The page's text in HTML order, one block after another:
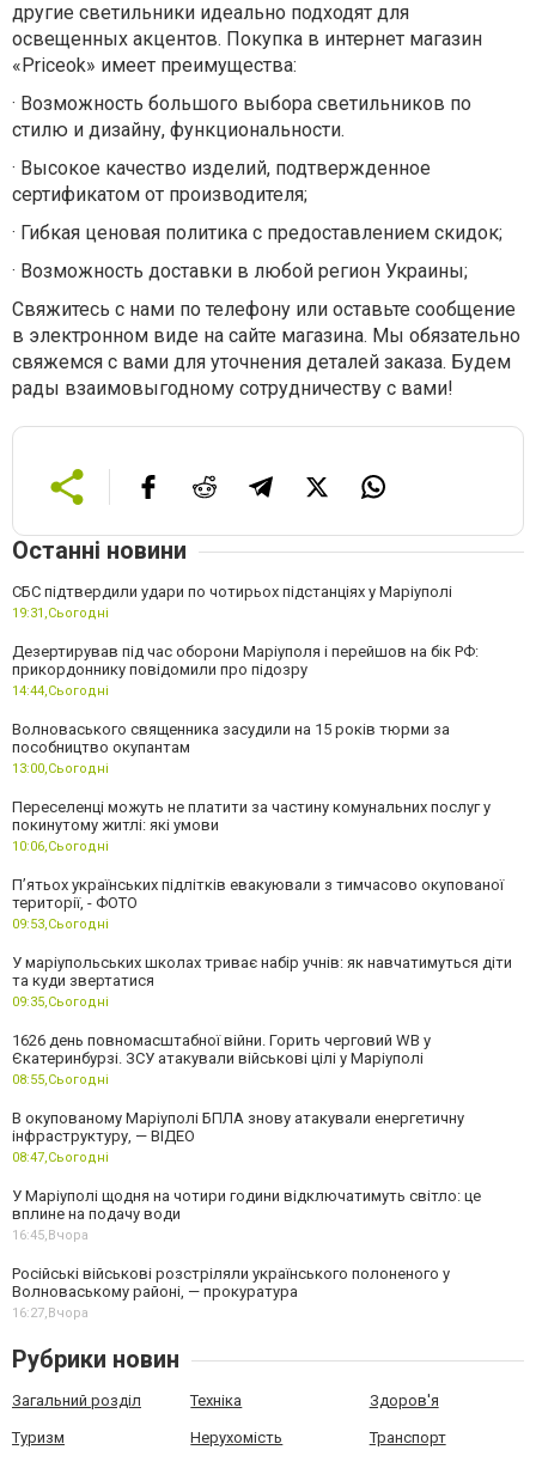
другие светильники идеально подходят для
освещенных акцентов. Покупка в интернет магазин
«Priceok» имеет преимущества:
· Возможность большого выбора светильников по
стилю и дизайну, функциональности.
· Высокое качество изделий, подтвержденное
сертификатом от производителя;
· Гибкая ценовая политика с предоставлением скидок;
· Возможность доставки в любой регион Украины;
Свяжитесь с нами по телефону или оставьте сообщение
в электронном виде на сайте магазина. Мы обязательно
свяжемся с вами для уточнения деталей заказа. Будем
рады взаимовыгодному сотрудничеству с вами!
Останні новини
СБС підтвердили удари по чотирьох підстанціях у Маріуполі
19:31,Сьогодні
Дезертирував під час оборони Маріуполя і перейшов на бік РФ:
прикордоннику повідомили про підозру
14:44,Сьогодні
Волноваського священника засудили на 15 років тюрми за
пособництво окупантам
13:00,Сьогодні
Переселенці можуть не платити за частину комунальних послуг у
покинутому житлі: які умови
10:06,Сьогодні
П’ятьох українських підлітків евакуювали з тимчасово окупованої
території, - ФОТО
09:53,Сьогодні
У маріупольських школах триває набір учнів: як навчатимуться діти
та куди звертатися
09:35,Сьогодні
1626 день повномасштабної війни. Горить черговий WB у
Єкатеринбурзі. ЗСУ атакували військові цілі у Маріуполі
08:55,Сьогодні
В окупованому Маріуполі БПЛА знову атакували енергетичну
інфраструктуру, — ВІДЕО
08:47,Сьогодні
У Маріуполі щодня на чотири години відключатимуть світло: це
вплине на подачу води
16:45,Вчора
Російські військові розстріляли українського полоненого у
Волноваському районі, — прокуратура
16:27,Вчора
Рубрики новин
Загальний розділ Техніка Здоров'я
Туризм Нерухомість Транспорт